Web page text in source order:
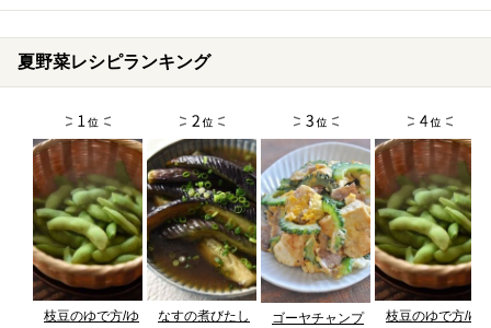
夏野菜レシピランキング
枝豆のゆで方/ゆ
なすの煮びたし
ゴーヤチャンプ
枝豆のゆで方/ゆ